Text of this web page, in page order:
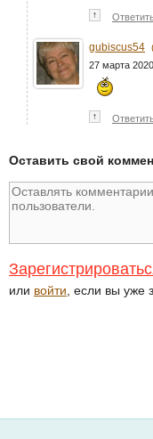
↑
gubiscus54
27 марта
↑
Оставить свой
или войти, если вы уже